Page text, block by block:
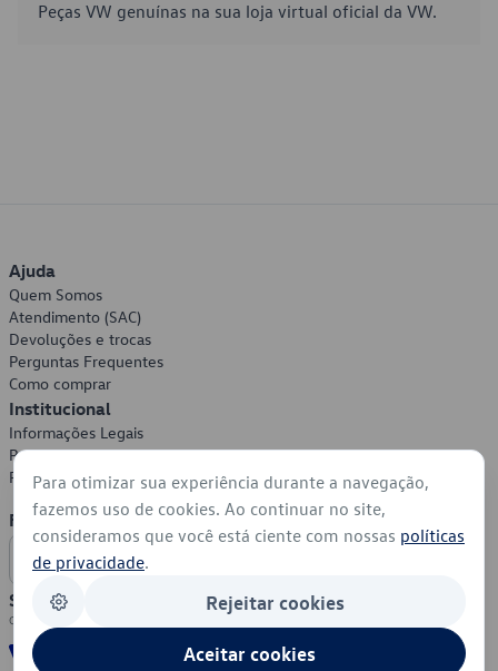
Peças VW genuínas na sua loja virtual oficial da VW.
Ajuda
Quem Somos
Atendimento (SAC)
Devoluções e trocas
Perguntas Frequentes
Como comprar
Institucional
Informações Legais
Política de Privacidade
Política de Cookies
Formas de Pagamento
Segurança
Para otimizar sua experiência durante a navegação,
fazemos uso de cookies. Ao continuar no site,
consideramos que você está ciente com nossas políticas
de privacidade.
Rejeitar cookies
Aceitar cookies